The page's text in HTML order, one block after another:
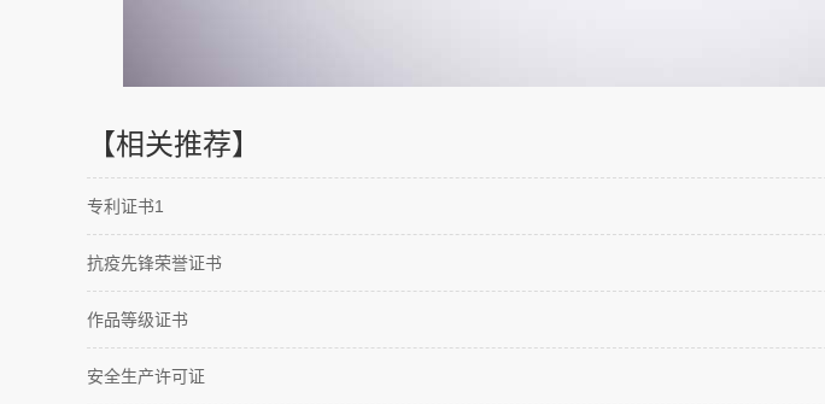
【相关推荐】
专利证书1
抗疫先锋荣誉证书
作品等级证书
安全生产许可证